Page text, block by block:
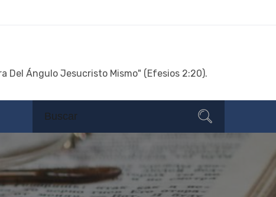
Del Ángulo Jesucristo Mismo" (Efesios 2:20).
for: